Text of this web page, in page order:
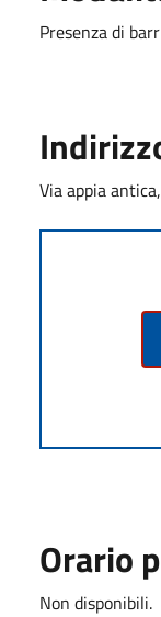
Presenza di
Via appia
Orario
Non disponibili.